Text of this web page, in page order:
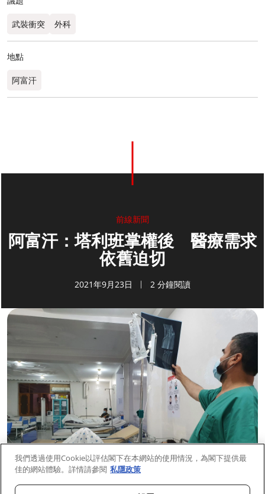
武裝衝突 外科
地點
阿富汗
前線新聞
阿富汗：塔利班掌權後 醫療需求
依舊迫切
2021年9月23日 2 分鐘閱讀
我們透過使用Cookie以評估閣下在本網站的使用情況，為閣下提供最
佳的網站體驗。詳情請參閱 私隱政策